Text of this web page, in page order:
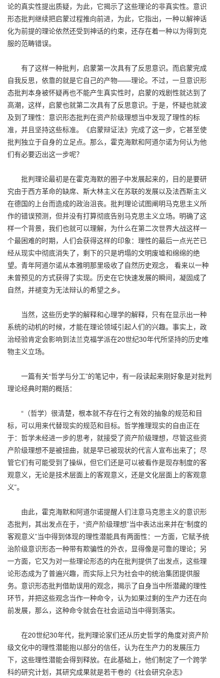
论的真实性提出质疑，为此，它揭示了这些理论的非真实性。意识
形态批判继续把启蒙过程推向前进，为此，它指出，一种以解神话
化为前提的理论依然还受到神话的约束，还存在着一种以为得到克
服的范畴错误。
有了这样一种批判，启蒙第一次具有了反思意识。而启蒙完成
自我反思，依靠的就是它自己的产物——理论。不过，一旦意识形
态批判本身被怀疑再也不能产生真实性时，启蒙的戏剧性就达到了
高潮，这样，启蒙也就第二次具有了反思意识。于是，怀疑也就波
及到了理性：意识形态批判在资产阶级理想当中发现了理性的标
准，并且坚持这些标准。《启蒙辩证法》完成了这一步，它甚至使
批判独立于自身的立足点。那么，霍克海默和阿道尔诺为何认为他
们有必要迈出这一步呢？
批判理论最初是在霍克海默的圈子中发展起来的，目的是要研
究由于西方革命的缺席、斯大林主义在苏联的发展以及法西斯主义
在德国的上台而造成的政治沮丧。批判理论试图阐明马克思主义所
作的错误预测，但并没有打算彻底告别马克思主义立场。明确了这
样一个背景，我们也就可以理解，为什么在第二次世界大战这样一
个最困难的时期，人们会获得这样的印象：理性的最后一点光芒已
经从现实中彻底消失了，剩下的只是坍塌的文明废墟和绵绵的绝
望。青年阿道尔诺从本雅明那里吸收了自然历史观念， 看来以一种
未曾预见的方式获得了实现。历史在它快速发展的瞬间，凝固成了
自然，并褪变为无法辩认的希望之乡。
当然，这些历史学的解释和心理学的解释，只有在显示出一种
系统的动机的时候，才能在理论领域引起人们的兴趣。事实上，政
治经验肯定会影响到法兰克福学派在20世纪30年代所坚持的历史唯
物主义立场。
一篇有关“哲学与分工”的笔记中，有一段读起来刚好象是对批判
理论经典时期的概括：
“（哲学）很清楚，根本就不存在行之有效的抽象的规范和目
标，可以用来代替现实的规范和目标。哲学推理现实的自由正在
于：哲学未经进一步的思考，就接受了资产阶级理想，尽管这些资
产阶级理想不是被扭曲，就是早已被现状的代言人宣布出来了；尽
管它们有可能受到了操纵，但它们还是可以被看作是现存制度的客
观意义，无论是技术层面上的客观意义，还是文化层面上的客观意
义”。
由此，霍克海默和阿道尔诺提醒人们注意马克思主义的意识形
态批判，其出发点在于，“资产阶级理想”当中表达出来并在“制度的
客观意义”当中得到体现的理性潜能具有两面性：一方面，它赋予统
治阶级意识形态一种带有欺骗性的外衣，显得像是可靠的理论；另
一方面，它又为对一些理论形态的内在批判提供了出发点，这些理
论形态成为了普遍兴趣，而实际上只为社会中的统治集团提供服
务。意识形态批判借助误用的观念，揭示了自身当中所潜藏的理性
环节，并把这些观念当作一种命令，认为如果过剩的生产力还在向
前发展，那么，这种命令就会在社会运动当中得到落实。
在20世纪30年代，批判理论家们还从历史哲学的角度对资产阶
级文化中的理性潜能抱以部分的信任，认为在生产力的发展压力
下，这些理性潜能会得到释放。在此基础上，他们制定了一个跨学
科的研究计划，其研究成果就是若干卷的《社会研究杂志》